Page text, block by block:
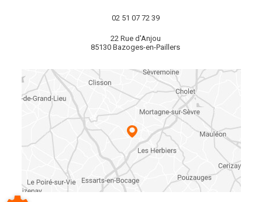
02 51 07 72 39
22 Rue d'Anjou
85130 Bazoges-en-Paillers